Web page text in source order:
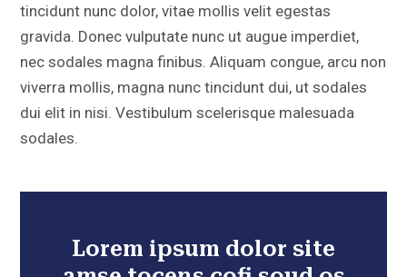
tincidunt nunc dolor, vitae mollis velit egestas
gravida. Donec vulputate nunc ut augue imperdiet,
nec sodales magna finibus. Aliquam congue, arcu non
viverra mollis, magna nunc tincidunt dui, ut sodales
dui elit in nisi. Vestibulum scelerisque malesuada
sodales.
Lorem ipsum dolor site